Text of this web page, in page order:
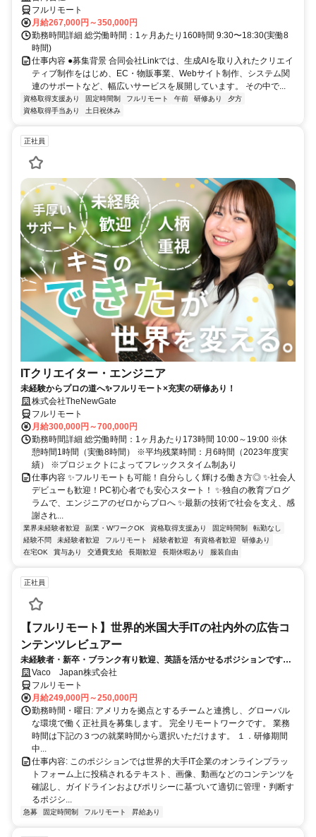
フルリモート
月給267,000円～350,000円
勤務時間詳細 総労働時間：1ヶ月あたり160時間 9:30〜18:30(実働8
時間)
仕事内容 ●募集背景 合同会社Linkでは、生成AIを取り入れたクリエイ
ティブ制作をはじめ、EC・物販事業、Webサイト制作、システム関
連のサポートなど、幅広いサービスを展開しています。 その中で...
資格取得支援あり 固定時間制 フルリモート 午前 研修あり
夕方
資格取得手当あり
土日祝休み
正社員
ITクリエイター・エンジニア
未経験からプロの道へ✨フルリモート×充実の研修あり！
株式会社TheNewGate
フルリモート
月給300,000円～700,000円
勤務時間詳細 総労働時間：1ヶ月あたり173時間 10:00～19:00 ※休
憩時間1時間（実働8時間） ※平均残業時間：月6時間（2023年度実
績） ※プロジェクトによってフレックスタイム制あり
仕事内容 ✨フルリモートも可能！自分らしく輝ける働き方◎ ✨社会人
デビューも歓迎！PC初心者でも安心スタート！ ✨独自の教育プログ
ラムで、エンジニアのゼロからプロへ ✨最新の技術で社会を支え、感
謝され...
業界未経験者歓迎 副業・WワークOK 資格取得支援あり 固定時間制
転勤なし
経験不問
未経験者歓迎 フルリモート 経験者歓迎 有資格者歓迎
研修あり
在宅OK
賞与あり 交通費支給 長期歓迎 長期休暇あり 服装自由
正社員
【フルリモート】世界的米国大手ITの社内外の広告コ
ンテンツレビュアー
未経験者・新卒・ブランク有り歓迎、英語を活かせるポジションです。
完全リモート
Vaco Japan株式会社
フルリモート
月給249,000円～250,000円
勤務時間・曜日: アメリカを拠点とするチームと連携し、グローバル
な環境で働く正社員を募集します。 完全リモートワークです。 業務
時間は下記の３つの就業時間から選択いただけます。 １．研修期間
中...
仕事内容: このポジションでは世界的大手IT企業のオンラインプラッ
トフォーム上に投稿されるテキスト、画像、動画などのコンテンツを
確認し、ガイドラインおよびポリシーに基づいて適切に管理・判断す
るポジシ...
急募 固定時間制 フルリモート 昇給あり